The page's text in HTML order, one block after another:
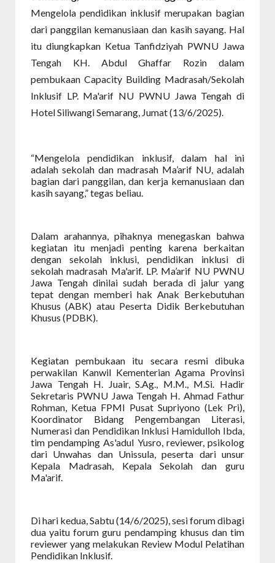
Mengelola pendidikan inklusif merupakan bagian
dari panggilan kemanusiaan dan kasih sayang. Hal
itu diungkapkan Ketua Tanfidziyah PWNU Jawa
Tengah KH. Abdul Ghaffar Rozin dalam
pembukaan Capacity Building Madrasah/Sekolah
Inklusif LP. Ma'arif NU PWNU Jawa Tengah di
Hotel Siliwangi Semarang, Jumat (13/6/2025).
“Mengelola pendidikan inklusif, dalam hal ini
adalah sekolah dan madrasah Ma’arif NU, adalah
bagian dari panggilan, dan kerja kemanusiaan dan
kasih sayang,” tegas beliau.
Dalam arahannya, pihaknya menegaskan bahwa
kegiatan itu menjadi penting karena berkaitan
dengan sekolah inklusi, pendidikan inklusi di
sekolah madrasah Ma'arif. LP. Ma’arif NU PWNU
Jawa Tengah dinilai sudah berada di jalur yang
tepat dengan memberi hak Anak Berkebutuhan
Khusus (ABK) atau Peserta Didik Berkebutuhan
Khusus (PDBK).
Kegiatan pembukaan itu secara resmi dibuka
perwakilan Kanwil Kementerian Agama Provinsi
Jawa Tengah H. Juair, S.Ag., M.M., M.Si. Hadir
Sekretaris PWNU Jawa Tengah H. Ahmad Fathur
Rohman, Ketua FPMI Pusat Supriyono (Lek Pri),
Koordinator Bidang Pengembangan Literasi,
Numerasi dan Pendidikan Inklusi Hamidulloh Ibda,
tim pendamping As'adul Yusro, reviewer, psikolog
dari Unwahas dan Unissula, peserta dari unsur
Kepala Madrasah, Kepala Sekolah dan guru
Ma'arif.
Di hari kedua, Sabtu (14/6/2025), sesi forum dibagi
dua yaitu forum guru pendamping khusus dan tim
reviewer yang melakukan Review Modul Pelatihan
Pendidikan Inklusif.